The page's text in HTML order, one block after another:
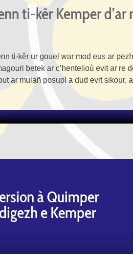
ti-kêr Kemper
ti-kêr ur gouel war mod eus ar
betek ar c’hentelioù evit ar
ar muiañ posupl a dud evit sikour,
à Quimper
e Kemper